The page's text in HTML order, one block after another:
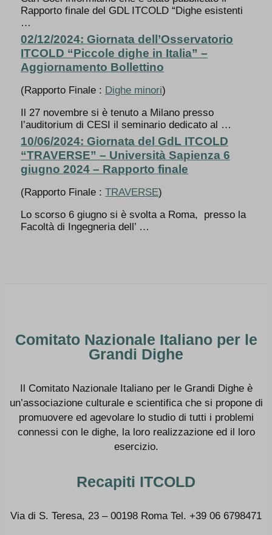
Rapporto finale del GDL ITCOLD “Dighe esistenti
…
02/12/2024: Giornata dell’Osservatorio
ITCOLD “Piccole dighe in Italia” –
Aggiornamento Bollettino
(Rapporto Finale : Dighe minori)
Il 27 novembre si è tenuto a Milano presso
l’auditorium di CESI il seminario dedicato al …
10/06/2024: Giornata del GdL ITCOLD
“TRAVERSE” – Università Sapienza 6
giugno 2024 – Rapporto finale
(Rapporto Finale :TRAVERSE)
Lo scorso 6 giugno si è svolta a Roma, presso la
Facoltà di Ingegneria dell’ …
Comitato Nazionale Italiano per le
Grandi Dighe
Il Comitato Nazionale Italiano per le Grandi Dighe è
un’associazione culturale e scientifica che si propone di
promuovere ed agevolare lo studio di tutti i problemi
connessi con le dighe, la loro realizzazione ed il loro
esercizio.
Recapiti ITCOLD
Via di S. Teresa, 23 – 00198 Roma Tel. +39 06 6798471